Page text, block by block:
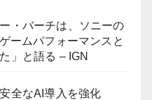
・バーチは、ソニーの
ームパフォーマンスと
」と語る – IGN
全なAI導入を強化